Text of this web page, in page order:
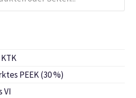
PEEK (30 %)
VI